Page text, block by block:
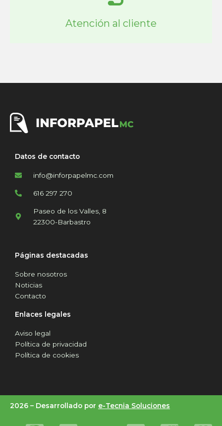
Atención al cliente
Datos de contacto
info@inforpapelmc.com
616 297 270
Paseo de los Valles, 8
22300-Barbastro
Páginas destacadas
Sobre nosotros
Noticias
Contacto
Enlaces legales
Aviso legal
Política de privacidad
Política de cookies
2026 – Desarrollado por e-Tecnia Soluciones